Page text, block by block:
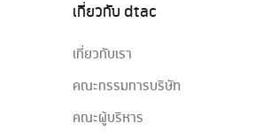
เกี่ยวกับ dtac
เกี่ยวกับเรา
คณะกรรมการบริษัท
คณะผู้บริหาร